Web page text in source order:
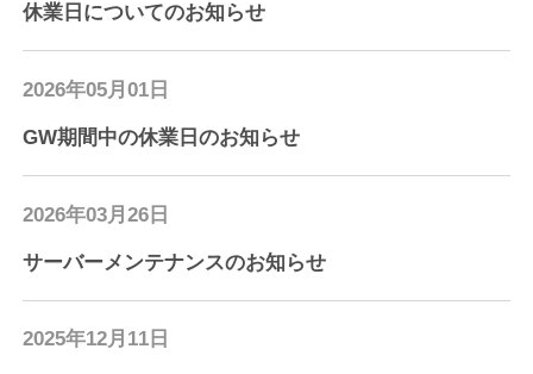
休業日についてのお知らせ
2026年05月01日
GW期間中の休業日のお知らせ
2026年03月26日
サーバーメンテナンスのお知らせ
2025年12月11日